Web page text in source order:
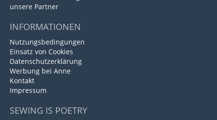
unsere Partner
INFORMATIONEN
Nutzungsbedingungen
Einsatz von Cookies
Datenschutzerklärung
Werbung bei Anne
Kontakt
Impressum
SEWING IS POETRY